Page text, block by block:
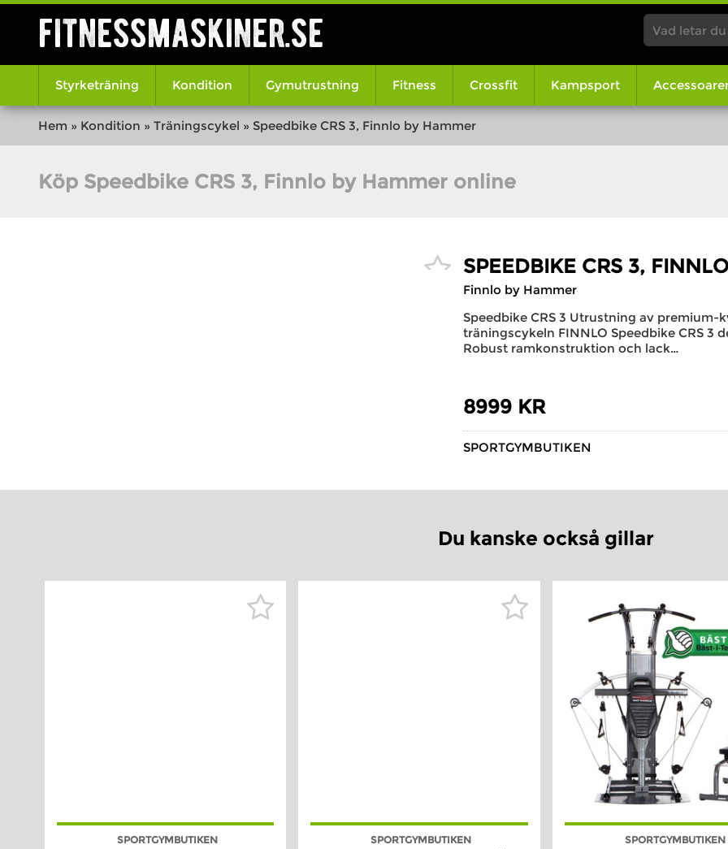
fitnessmaskiner.se
Styrketräning Kondition Gymutrustning Fitness Crossfit Kampsport
Hem » Kondition » Träningscykel » Speedbike CRS 3, Finnlo by Hammer
Köp Speedbike CRS 3, Finnlo by Hammer online
SPEEDBIKE CRS 3,
Finnlo by Hammer
Speedbike CRS 3 Utrustning av
träningscykeln FINNLO Speedbike CRS 3
Robust ramkonstruktion och lack…
8999 KR
SPORTGYMBUTIKEN
Du kanske också gillar
SPORTGYMBUTIKEN SPORTGYMBUTIKEN SPORTGYMBUTIKEN